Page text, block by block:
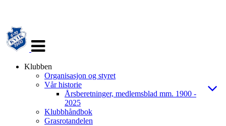
navigasjon
Klubben
Organisasjon og styret
Vår historie
Årsberetninger, medlemsblad mm. 1900 -
2025
Klubbhåndbok
Grasrotandelen